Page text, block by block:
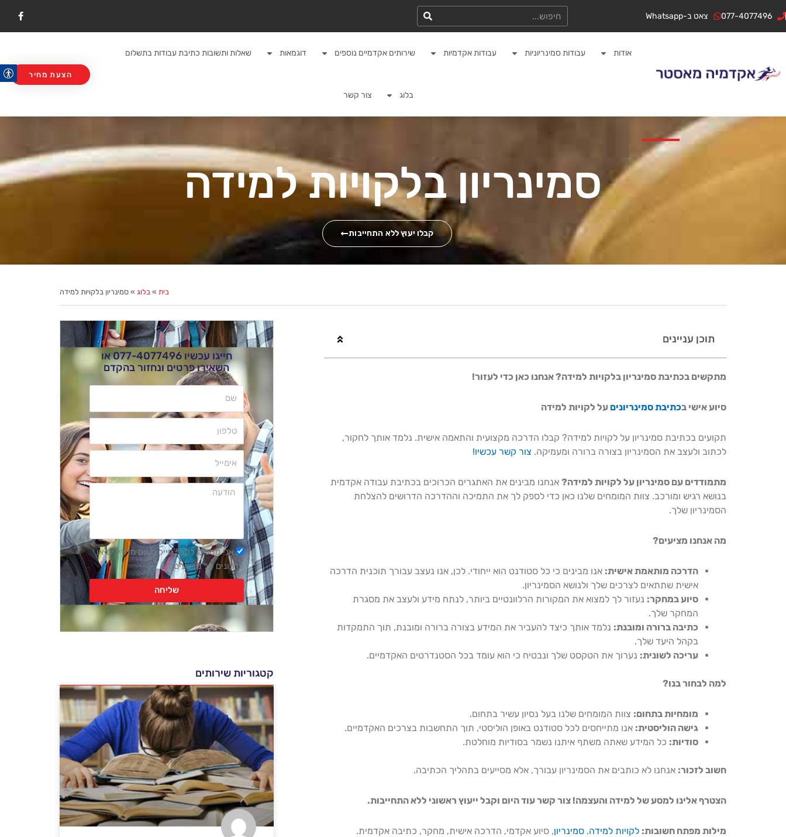
לתוכן077-4077496 צאט ב-Whatsapp חיפוש
F
a
o
אודות עבודות סמינריוניות עבודות אקדמיות שירותים אקדמיים נוספים דוגמאות שאלות ותשובות כתיבת עבודות בתשלום
בלוג צור קשר
הצעת מחיר
סמינריון בלקויות למידה
קבלו יעוץ ללא התחייבות
בית » בלוג » סמינריון בלקויות למידה
תוכן עניינים
מתקשים בכתיבת סמינריון בלקויות למידה? אנחנו כאן כדי לעזור!
סיוע אישי בכתיבת סמינריונים על לקויות למידה
תקועים בכתיבת סמינריון על לקויות למידה? קבלו הדרכה מקצועית והתאמה אישית. נלמד אותך לחקור,
לכתוב ולעצב את הסמינריון בצורה ברורה ומעמיקה. צור קשר עכשיו!
מתמודדים עם סמינריון על לקויות למידה? אנחנו מבינים את האתגרים הכרוכים בכתיבת עבודה אקדמית
בנושא רגיש ומורכב. צוות המומחים שלנו כאן כדי לספק לך את התמיכה וההדרכה הדרושים להצלחת
הסמינריון שלך.
מה אנחנו מציעים?
הדרכה מותאמת אישית: אנו מבינים כי כל סטודנט הוא ייחודי. לכן, אנו נעצב עבורך תוכנית הדרכה
אישית שתתאים לצרכים שלך ולנושא הסמינריון.
סיוע במחקר: נעזור לך למצוא את המקורות הרלוונטיים ביותר, לנתח מידע ולעצב את מסגרת
המחקר שלך.
כתיבה ברורה ומובנת: נלמד אותך כיצד להעביר את המידע בצורה ברורה ומובנת, תוך התמקדות
בקהל היעד שלך.
עריכה לשונית: נערוך את הטקסט שלך ונבטיח כי הוא עומד בכל הסטנדרטים האקדמיים.
למה לבחור בנו?
מומחיות בתחום: צוות המומחים שלנו בעל נסיון עשיר בתחום.
גישה הוליסטית: אנו מתייחסים לכל סטודנט באופן הוליסטי, תוך התחשבות בצרכים האקדמיים.
סודיות: כל המידע שאתה משתף איתנו נשמר בסודיות מוחלטת.
חשוב לזכור: אנחנו לא כותבים את הסמינריון עבורך, אלא מסייעים בתהליך הכתיבה.
הצטרף אלינו למסע של למידה והעצמה! צור קשר עוד היום וקבל ייעוץ ראשוני ללא התחייבות.
מילות מפתח חשובות: לקויות למידה, סמינריון, סיוע אקדמי, הדרכה אישית, מחקר, כתיבה אקדמית.
חייגו עכשיו077-4077496או
השאירו פרטים ונחזור בהקדם
שם
הודעה
רשימת
דיוור
אני מסכים לקבל מיילים עם מדריכים או
עדכונים על מבצעים
שליחה
קטגוריות שירותים